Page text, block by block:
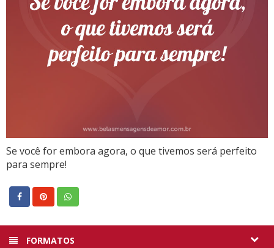
Se você for embora agora, o que tivemos será perfeito
para sempre!
FORMATOS